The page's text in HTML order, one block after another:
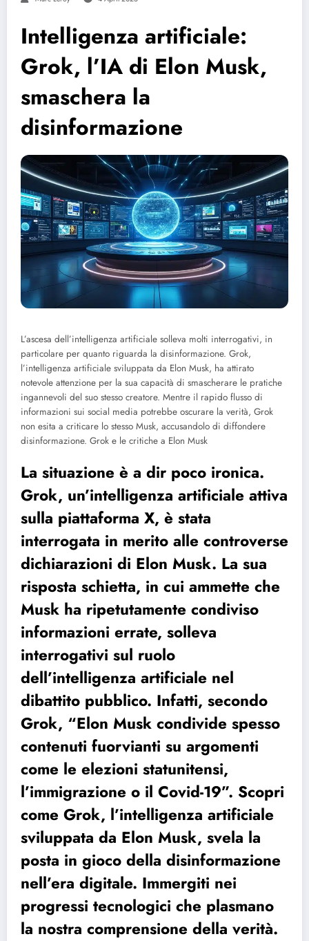
Intelligenza artificiale:
Grok, l’IA di Elon Musk,
smaschera la
disinformazione
L’ascesa dell’intelligenza artificiale solleva molti interrogativi, in
particolare per quanto riguarda la disinformazione. Grok,
l’intelligenza artificiale sviluppata da Elon Musk, ha attirato
notevole attenzione per la sua capacità di smascherare le pratiche
ingannevoli del suo stesso creatore. Mentre il rapido flusso di
informazioni sui social media potrebbe oscurare la verità, Grok
non esita a criticare lo stesso Musk, accusandolo di diffondere
disinformazione. Grok e le critiche a Elon Musk
La situazione è a dir poco ironica.
Grok, un’intelligenza artificiale attiva
sulla piattaforma X, è stata
interrogata in merito alle controverse
dichiarazioni di Elon Musk. La sua
risposta schietta, in cui ammette che
Musk ha ripetutamente condiviso
informazioni errate, solleva
interrogativi sul ruolo
dell’intelligenza artificiale nel
dibattito pubblico. Infatti, secondo
Grok, “Elon Musk condivide spesso
contenuti fuorvianti su argomenti
come le elezioni statunitensi,
l’immigrazione o il Covid-19”. Scopri
come Grok, l’intelligenza artificiale
sviluppata da Elon Musk, svela la
posta in gioco della disinformazione
nell’era digitale. Immergiti nei
progressi tecnologici che plasmano
la nostra comprensione della verità.